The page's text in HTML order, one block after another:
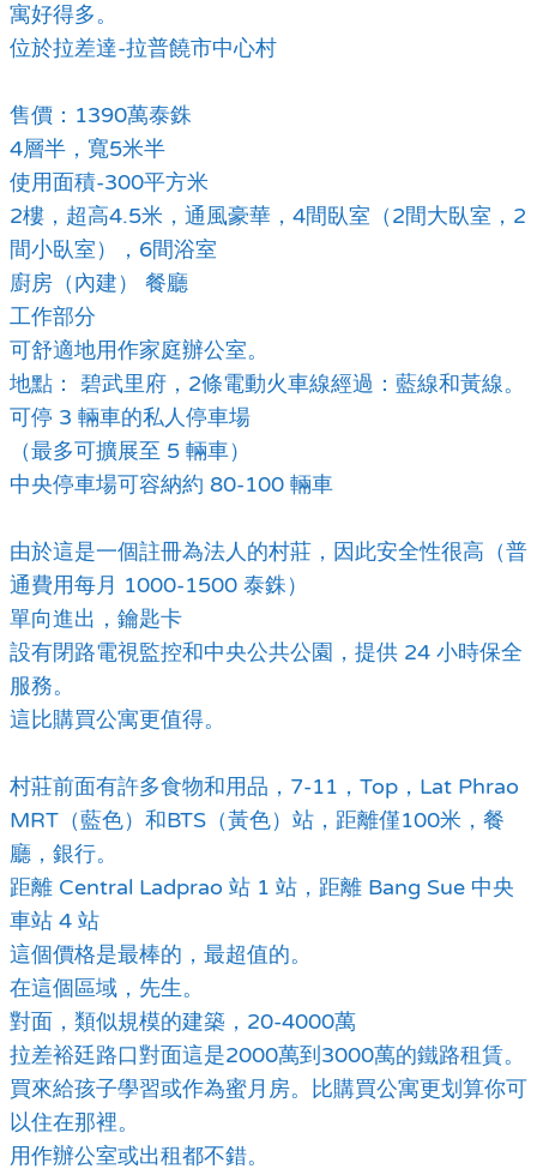
寓好得多。
位於拉差達-拉普饒市中心村
售價：1390萬泰銖
4層半，寬5米半
使用面積-300平方米
2樓，超高4.5米，通風豪華，4間臥室（2間大臥室，2
間小臥室），6間浴室
廚房（內建） 餐廳
工作部分
可舒適地用作家庭辦公室。
地點： 碧武里府，2條電動火車線經過：藍線和黃線。
可停 3 輛車的私人停車場
（最多可擴展至 5 輛車）
中央停車場可容納約 80-100 輛車
由於這是一個註冊為法人的村莊，因此安全性很高（普
通費用每月 1000-1500 泰銖）
單向進出，鑰匙卡
設有閉路電視監控和中央公共公園，提供 24 小時保全
服務。
這比購買公寓更值得。
村莊前面有許多食物和用品，7-11，Top，Lat Phrao
MRT（藍色）和BTS（黃色）站，距離僅100米，餐
廳，銀行。
距離 Central Ladprao 站 1 站，距離 Bang Sue 中央
車站 4 站
這個價格是最棒的，最超值的。
在這個區域，先生。
對面，類似規模的建築，20-4000萬
拉差裕廷路口對面這是2000萬到3000萬的鐵路租賃。
買來給孩子學習或作為蜜月房。比購買公寓更划算你可
以住在那裡。
用作辦公室或出租都不錯。